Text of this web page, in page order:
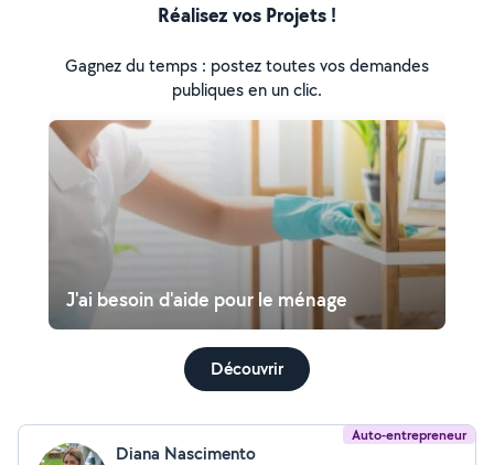
Réalisez vos Projets !
Gagnez du temps : postez toutes vos demandes
publiques en un clic.
J'ai besoin d'aide pour le ménage
Découvrir
Auto-entrepreneur
Diana Nascimento